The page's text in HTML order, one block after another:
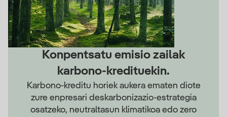
Konpentsatu emisio zailak
karbono-kredituekin.
Karbono-kreditu horiek aukera ematen diote
zure enpresari deskarbonizazio-estrategia
osatzeko, neutraltasun klimatikoa edo zero